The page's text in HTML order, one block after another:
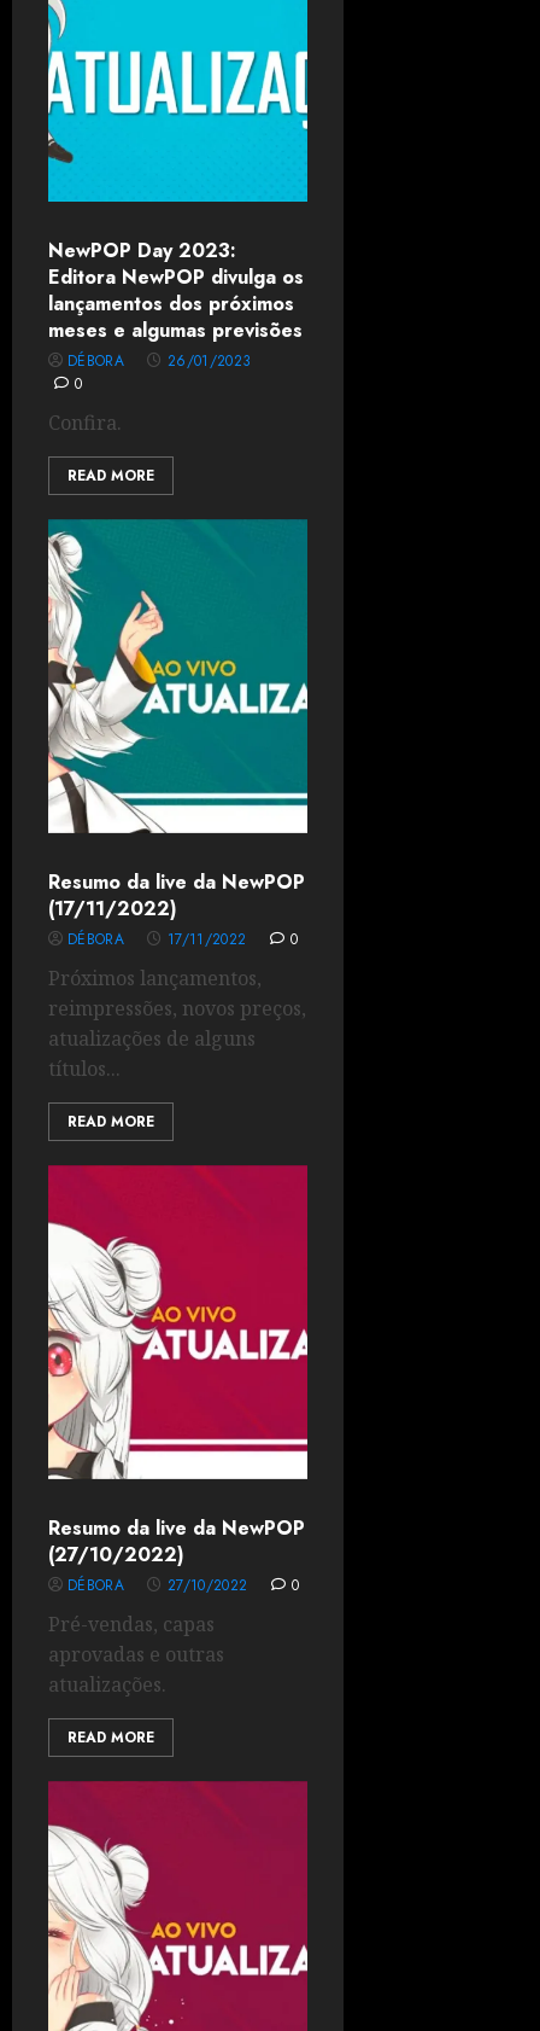
NewPOP Day 2023:
Editora NewPOP divulga os
lançamentos dos próximos
meses e algumas previsões
DÉBORA
26/01/2023
0
Confira.
READ MORE
Resumo da live da NewPOP
(17/11/2022)
DÉBORA 17/11/2022 0
Próximos lançamentos,
reimpressões, novos preços,
atualizações de alguns
títulos...
READ MORE
Resumo da live da NewPOP
(27/10/2022)
DÉBORA 27/10/2022 0
Pré-vendas, capas
aprovadas e outras
atualizações.
READ MORE